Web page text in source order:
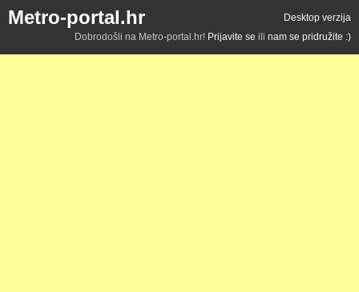
Metro-portal.hr
Desktop verzija
Dobrodošli na Metro-portal.hr! Prijavite se ili nam se pridružite :)